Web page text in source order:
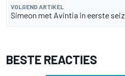
VOLGEND ARTIKEL
Simeon met Avintia in eerste
BESTE REACTIES